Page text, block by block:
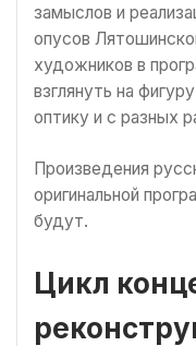
замыслов и
опусов
художников в
взглянуть на
оптику и с разных
Произведения
оригинальной
будут.
Цикл